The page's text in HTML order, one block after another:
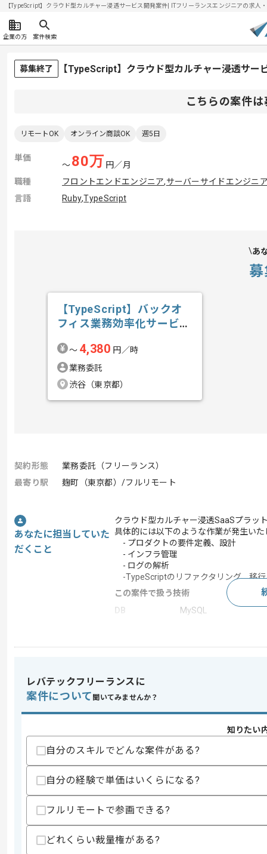
【TypeScript】クラウド型カルチャー浸透サービス開発案件| ITフリーランスエンジニアの求
企業の方 案件検索
募集終了 【TypeScript】クラウド型カルチャー浸透サー
こちらの案件
リモートOK オンライン商談OK 週5日
単価
〜80万 円／月
職種
フロントエンドエンジニア,サーバーサイドエンジニ
言語
Ruby,TypeScript
あ
【TypeScript】バックオ
フィス業務効率化サービス
〜 4,380 円／時
業務委託
渋谷（東京都）
契約形態
業務委託（フリーランス）
最寄り駅
麹町（東京都）/フルリモート
あなたに担当していた
だくこと
クラウド型カルチャー浸透SaaSプラッ
具体的には以下のような作業が発生いた
- プロダクトの要件定義、設計
- インフラ管理
- ログの解析
-TypeScriptのリファクタリング、移行
この案件で扱う技術
DB
MySQL
クラウド
Google Cloud Platform
この案件のポイント
業務内容
スキル
求めるスキル
・TypeScriptを用いた開発経験
・API開発経験
・Rubyを用いた開発経験
レバテックフリーランスに
案件について 聞いてみませんか？
知りたい
自分のスキルでどんな案件がある?
自分の経験で単価はいくらになる?
フルリモートで参画できる?
どれくらい裁量権がある?